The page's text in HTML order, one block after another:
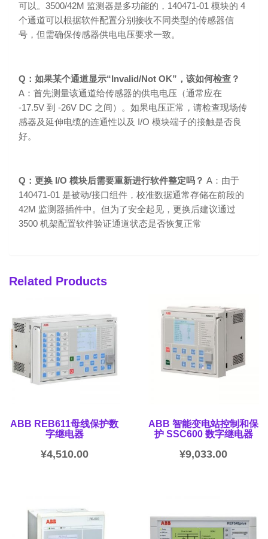
可以。3500/42M 监测器是多功能的，140471-01 模块的 4
个通道可以根据软件配置分别接收不同类型的传感器信
号，但需确保传感器供电电压要求一致。
Q：如果某个通道显示“Invalid/Not OK”，该如何检查？
A：首先测量该通道给传感器的供电电压（通常应在
-17.5V 到 -26V DC 之间）。如果电压正常，请检查现场传
感器及延伸电缆的连通性以及 I/O 模块端子的接触是否良
好。
Q：更换 I/O 模块后需要重新进行软件整定吗？ A：由于
140471-01 是被动/接口组件，校准数据通常存储在前段的
42M 监测器插件中。但为了安全起见，更换后建议通过
3500 机架配置软件验证通道状态是否恢复正常
Related Products
ABB REB611母线保护数
字继电器
¥4,510.00
ABB 智能变电站控制和保
护 SSC600 数字继电器
¥9,033.00